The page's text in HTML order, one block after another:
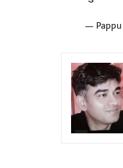
— Pappu